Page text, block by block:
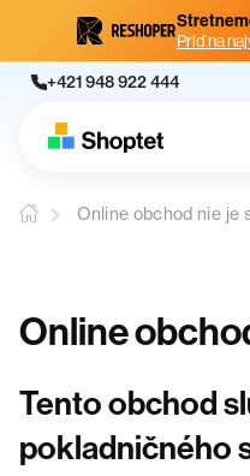
Príď na
+421 948 922 444
Online obchod nie je
Online
Tento obchod
pokladničného